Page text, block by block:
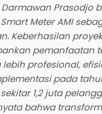
Prasodjo
Meter AMI
Keberhasilan
pemanfaatan
profesional,
pada
1,2 juta
bahwa